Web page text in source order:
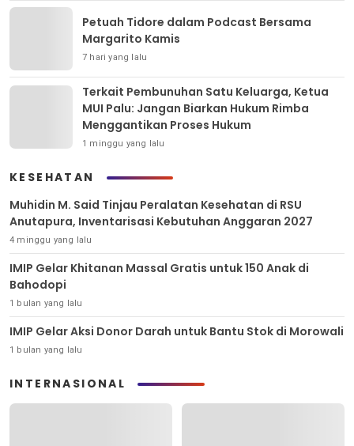
Petuah Tidore dalam Podcast Bersama
Margarito Kamis
7 hari yang lalu
Terkait Pembunuhan Satu Keluarga, Ketua
MUI Palu: Jangan Biarkan Hukum Rimba
Menggantikan Proses Hukum
1 minggu yang lalu
KESEHATAN
Muhidin M. Said Tinjau Peralatan Kesehatan di RSU
Anutapura, Inventarisasi Kebutuhan Anggaran 2027
4 minggu yang lalu
IMIP Gelar Khitanan Massal Gratis untuk 150 Anak di
Bahodopi
1 bulan yang lalu
IMIP Gelar Aksi Donor Darah untuk Bantu Stok di Morowali
1 bulan yang lalu
INTERNASIONAL